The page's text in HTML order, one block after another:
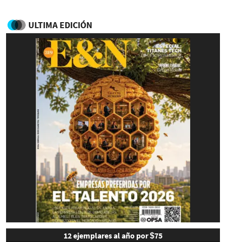
ULTIMA EDICIÓN
12 ejemplares al año por $75